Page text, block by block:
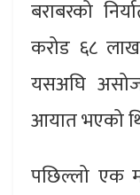
बराबरको
करोड ६८
यसअघि
आयात भएको
पछिल्लो एक